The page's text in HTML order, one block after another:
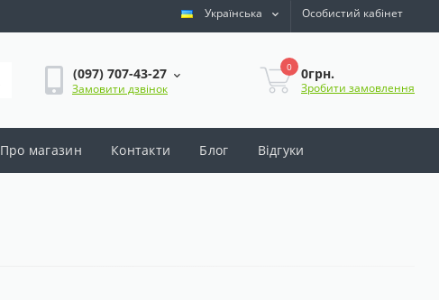
Українська Особистий кабінет
(097) 707-43-27
Замовити дзвінок
0 0грн.
Зробити замовлення
Про магазин Контакти Блог Відгуки